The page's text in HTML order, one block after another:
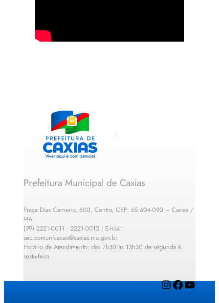
Prefeitura Municipal de Caxias
Praça Dias Carneiro, 600, Centro, CEP: 65.604-090 – Caxias /
MA
(99) 2221-0011 · 2221-0012 | E-mail:
sec.comunicacao@caxias.ma.gov.br
Horário de Atendimento: das 7h30 as 13h30 de segunda a
sexta-feira
InstagramFacebook YouTube